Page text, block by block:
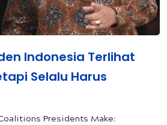
Indonesia Terlihat
Selalu Harus
Presidents Make: